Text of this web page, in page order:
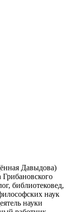
Давыдова)
Грибановского
библиотековед,
наук
науки